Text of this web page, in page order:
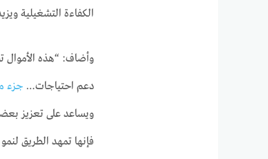
الكفاءة التشغيلية
وأضاف: “هذه الأموال
دعم احتياجات… جزء
ويساعد على تعزيز
فإنها تمهد الطريق